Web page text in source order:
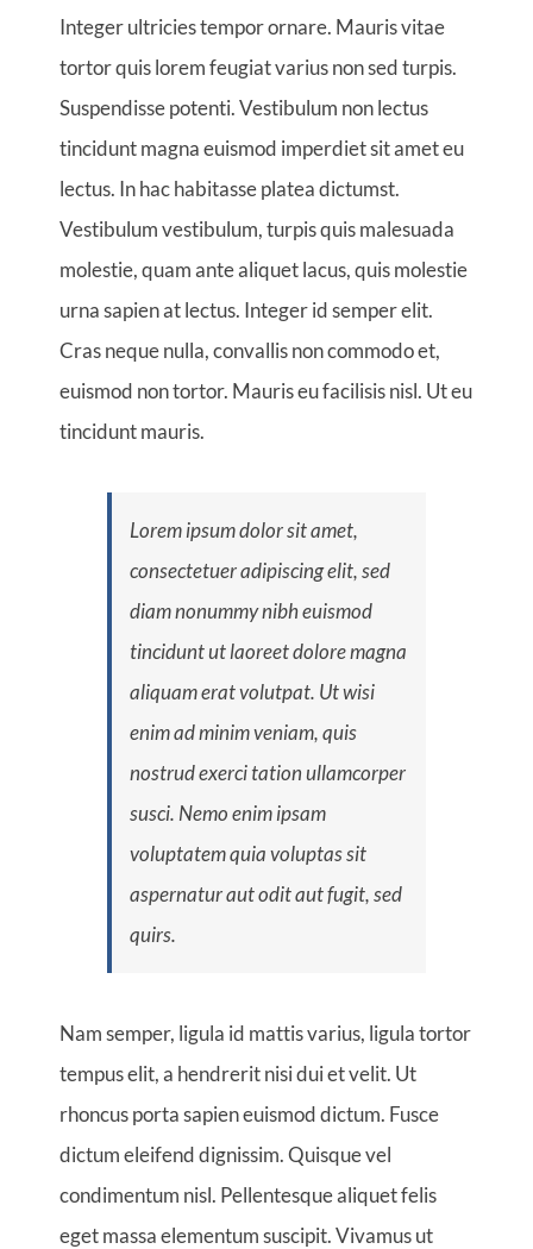
Integer ultricies tempor ornare. Mauris vitae
tortor quis lorem feugiat varius non sed turpis.
Suspendisse potenti. Vestibulum non lectus
tincidunt magna euismod imperdiet sit amet eu
lectus. In hac habitasse platea dictumst.
Vestibulum vestibulum, turpis quis malesuada
molestie, quam ante aliquet lacus, quis molestie
urna sapien at lectus. Integer id semper elit.
Cras neque nulla, convallis non commodo et,
euismod non tortor. Mauris eu facilisis nisl. Ut eu
tincidunt mauris.
Lorem ipsum dolor sit amet,
consectetuer adipiscing elit, sed
diam nonummy nibh euismod
tincidunt ut laoreet dolore magna
aliquam erat volutpat. Ut wisi
enim ad minim veniam, quis
nostrud exerci tation ullamcorper
susci. Nemo enim ipsam
voluptatem quia voluptas sit
aspernatur aut odit aut fugit, sed
quirs.
Nam semper, ligula id mattis varius, ligula tortor
tempus elit, a hendrerit nisi dui et velit. Ut
rhoncus porta sapien euismod dictum. Fusce
dictum eleifend dignissim. Quisque vel
condimentum nisl. Pellentesque aliquet felis
eget massa elementum suscipit. Vivamus ut